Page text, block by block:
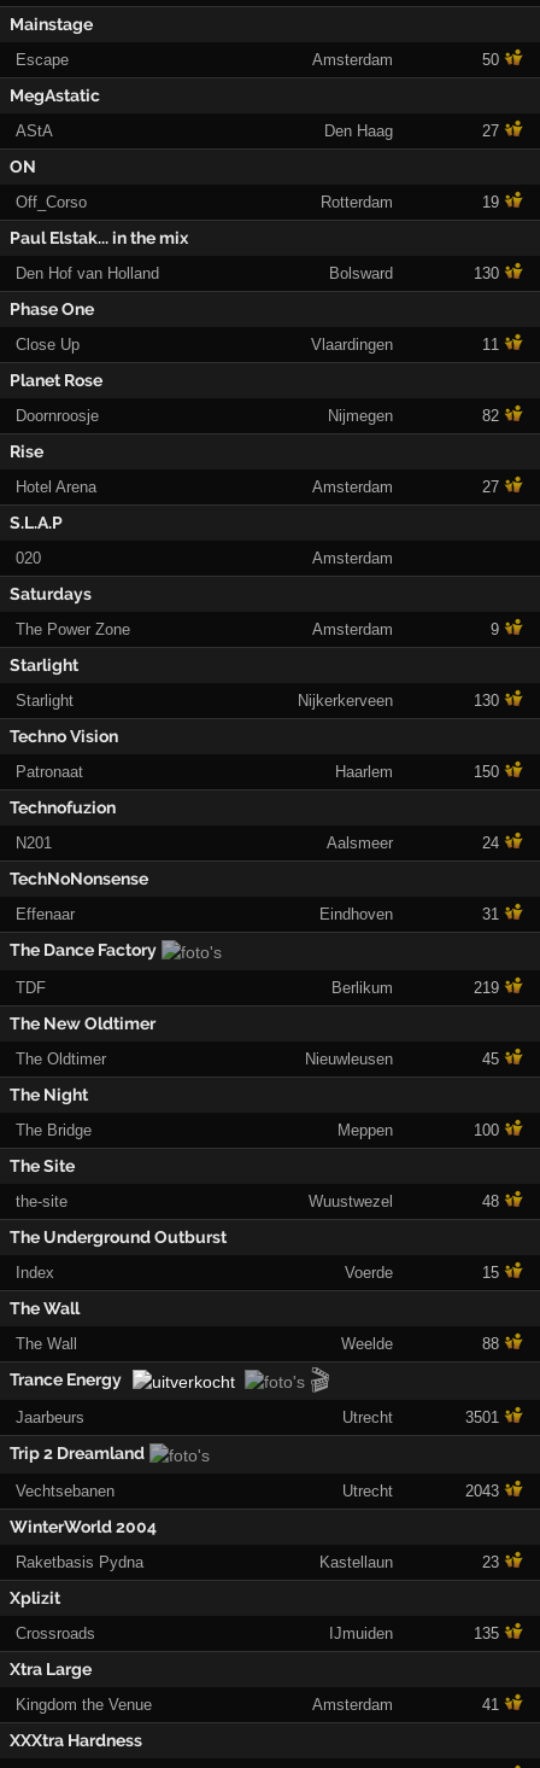
Mainstage
Escape Amsterdam 50
MegAstatic
AStA Den Haag 27
ON
Off_Corso Rotterdam 19
Paul Elstak... in the mix
Den Hof van Holland Bolsward 130
Phase One
Close Up Vlaardingen 11
Planet Rose
Doornroosje Nijmegen 82
Rise
Hotel Arena Amsterdam 27
S.L.A.P
020 Amsterdam
Saturdays
The Power Zone Amsterdam 9
Starlight
Starlight Nijkerkerveen 130
Techno Vision
Patronaat Haarlem 150
Technofuzion
N201 Aalsmeer 24
TechNoNonsense
Effenaar Eindhoven 31
The Dance Factory
TDF Berlikum 219
The New Oldtimer
The Oldtimer Nieuwleusen 45
The Night
The Bridge Meppen 100
The Site
the-site Wuustwezel 48
The Underground Outburst
Index Voerde 15
The Wall
The Wall Weelde 88
Trance Energy 🎬
Jaarbeurs Utrecht 3501
Trip 2 Dreamland
Vechtsebanen Utrecht 2043
WinterWorld 2004
Raketbasis Pydna Kastellaun 23
Xplizit
Crossroads IJmuiden 135
Xtra Large
Kingdom the Venue Amsterdam 41
XXXtra Hardness